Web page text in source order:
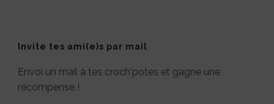
Invite tes ami(e)s par mail
Envoi un mail à tes croch'potes et gagne une
récompense !